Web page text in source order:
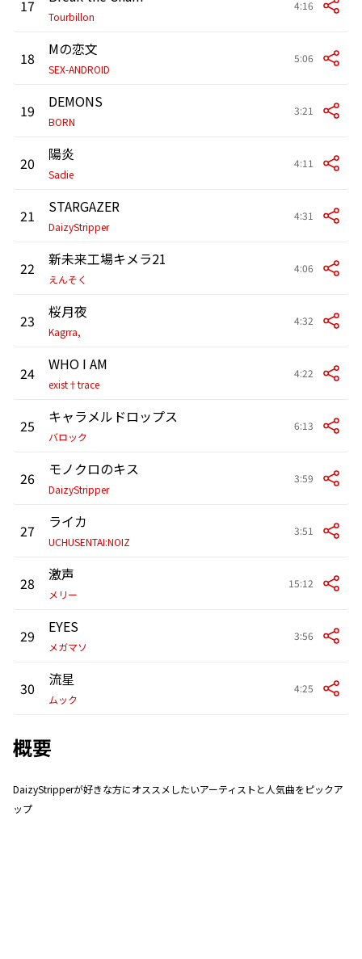
17
Tourbillon
4:16
18 Mの恋文
SEX-ANDROID
5:06
19 DEMONS
BORN
3:21
20 陽炎
Sadie
4:11
21 STARGAZER
DaizyStripper
4:31
22 新未来工場キメラ21
えんそく
4:06
23 桜月夜
Kagrra,
4:32
24 WHO I AM
exist†trace
4:22
25 キャラメルドロップス
バロック
6:13
26 モノクロのキス
DaizyStripper
3:59
27 ライカ
UCHUSENTAI:NOIZ
3:51
28 激声
メリー
15:12
29 EYES
メガマソ
3:56
30 流星
ムック
4:25
概要
DaizyStripperが好きな方にオススメしたいアーティストと人気曲をピックア
ップ